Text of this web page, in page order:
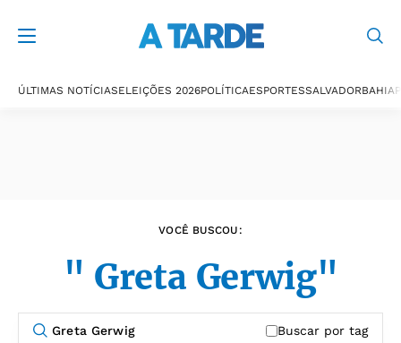
ÚLTIMAS NOTÍCIASELEIÇÕES 2026POLÍTICAESPORTESSALVADORBAHIA
VOCÊ BUSCOU:
" Greta Gerwig"
Buscar por tag